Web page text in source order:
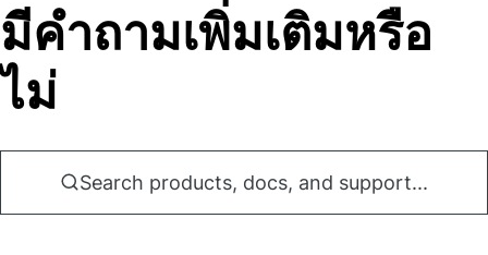
มีคําถามเพิ่มเติมหรือ
ไม่
Search products, docs, and support...